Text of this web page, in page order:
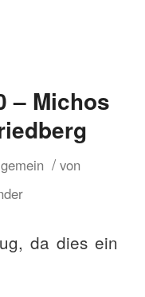
– Michos
/ von
da dies ein